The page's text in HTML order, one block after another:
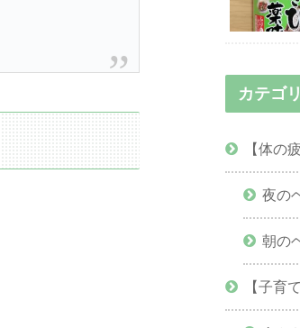
カテゴ
【体の
夜の
朝の
【子育